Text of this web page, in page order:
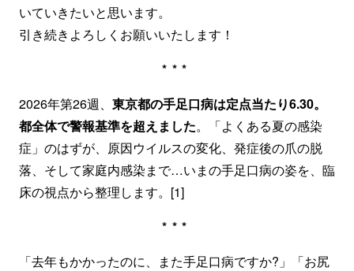
いていきたいと思います。
引き続きよろしくお願いいたします！
***
2026年第26週、 東京都の手足口病は定点当たり6.30。
都全体で警報基準を超えました。「よくある夏の感染
症」のはずが、原因ウイルスの変化、発症後の爪の脱
落、そして家庭内感染まで…いまの手足口病の姿を、臨
床の視点から整理します。[1]
***
「去年もかかったのに、また手足口病ですか?」「お尻